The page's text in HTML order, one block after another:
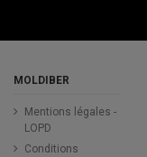
MOLDIBER
Mentions légales -
LOPD
Conditions